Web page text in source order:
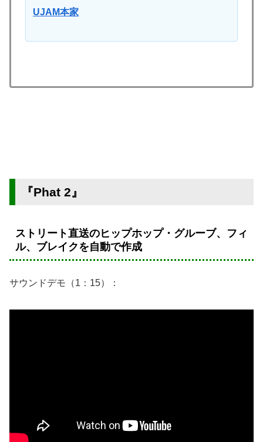
UJAM本家
『Phat 2』
ストリート直送のヒップホップ・グルーブ、フィ
ル、ブレイクを自動で作成
サウンドデモ（1：15）：